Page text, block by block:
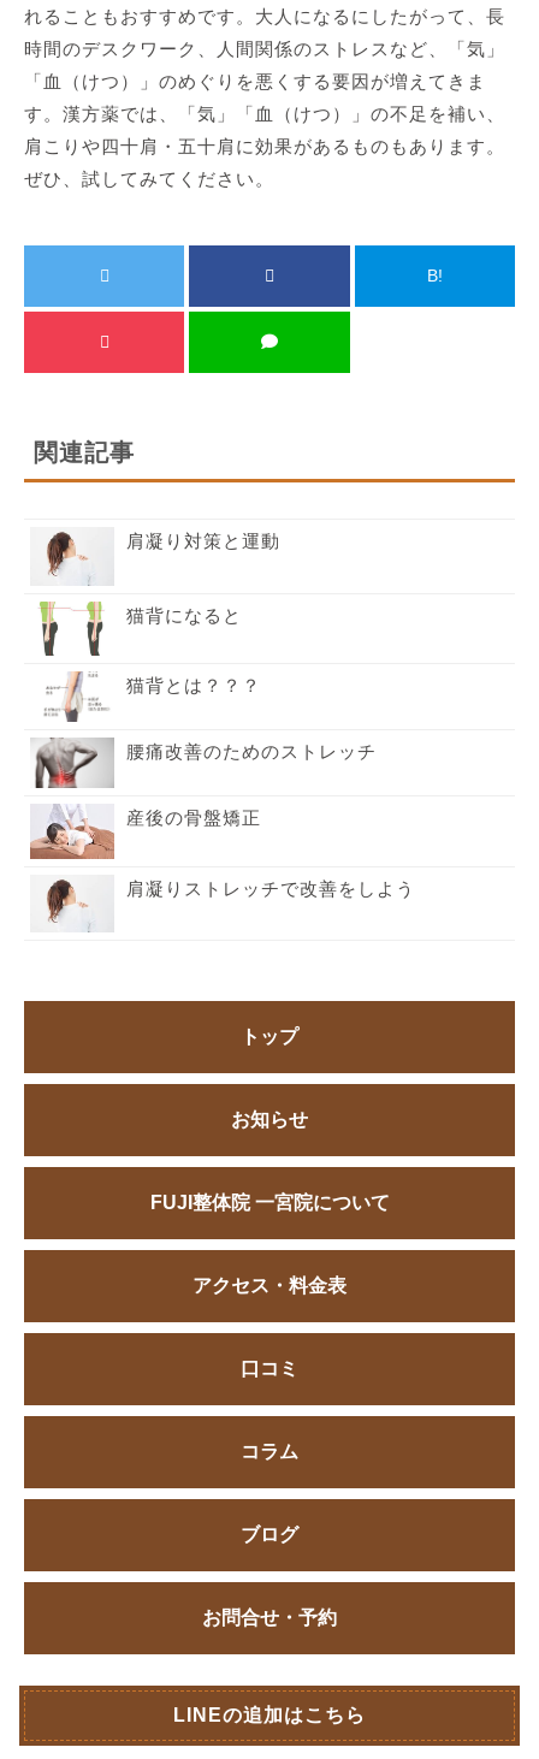
れることもおすすめです。大人になるにしたがって、長
時間のデスクワーク、人間関係のストレスなど、「気」
「血（けつ）」のめぐりを悪くする要因が増えてきま
す。漢方薬では、「気」「血（けつ）」の不足を補い、
肩こりや四十肩・五十肩に効果があるものもあります。
ぜひ、試してみてください。
B!
関連記事
肩凝り対策と運動
猫背になると
猫背とは？？？
腰痛改善のためのストレッチ
産後の骨盤矯正
肩凝りストレッチで改善をしよう
トップ
お知らせ
FUJI整体院 一宮院について
アクセス・料金表
口コミ
コラム
ブログ
お問合せ・予約
LINEの追加はこちら